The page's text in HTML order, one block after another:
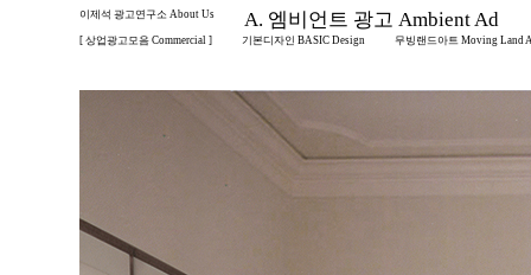
이제석 광고연구소 About Us A. 엠비언트 광고 Ambient Ad
[ 상업광고모음 Commercial ] 기본디자인 BASIC Design 무빙랜드아트 Moving Land